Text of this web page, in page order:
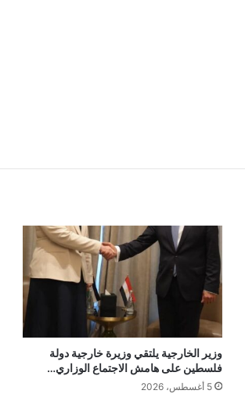
وزير الخارجية يلتقي وزيرة خارجية دولة
فلسطين على هامش الاجتماع الوزاري…
5 أغسطس، 2026